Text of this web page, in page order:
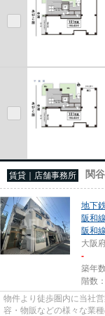
賃貸｜店舗事務所 関
地下
阪和線
阪和線
大阪
-
築年
階数
物件より徒歩圏内に当社
容・物販などの様々な業